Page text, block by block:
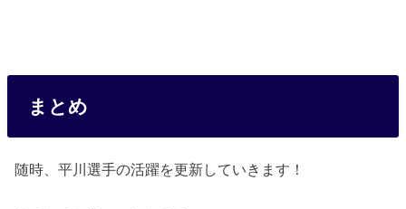
まとめ
随時、平川選手の活躍を更新していきます！